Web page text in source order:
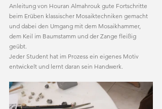
Anleitung von Houran Almahrouk gute Fortschritte
beim Erüben klassischer Mosaiktechniken gemacht
und dabei den Umgang mit dem Mosaikhammer,
dem Keil im Baumstamm und der Zange fleißig
geübt.
Jeder Student hat im Prozess ein eigenes Motiv
entwickelt und lernt daran sein Handwerk.